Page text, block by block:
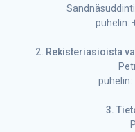
puhelin:
2. Rekisteriasioista
puhelin:
3.